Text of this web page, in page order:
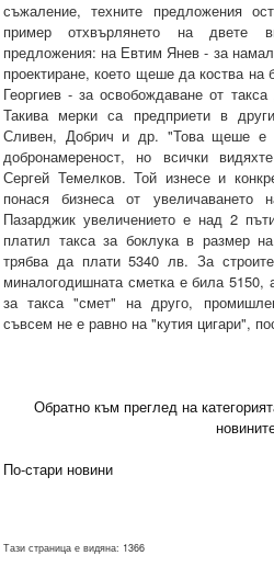
съжаление, техните предложения
пример отхвърлянето на двете
предложения: на Евтим Янев - за
проектиране, което щеше да коства
Георгиев - за освобождаване от такса
Такива мерки са предприети в
Сливен, Добрич и др. "Това щеше е
добронамереност, но всички
Сергей Темелков. Той изнесе и
понася бизнеса от
Пазарджик увеличението е над 2
платил такса за боклука в размер
трябва да плати 5340 лв. За
миналогодишната сметка е била 5150,
за такса "смет" на друго,
съвсем не е равно на "кутия цигари",
Обратно към преглед на
По-стари новини
Тази страница е видяна: 1366